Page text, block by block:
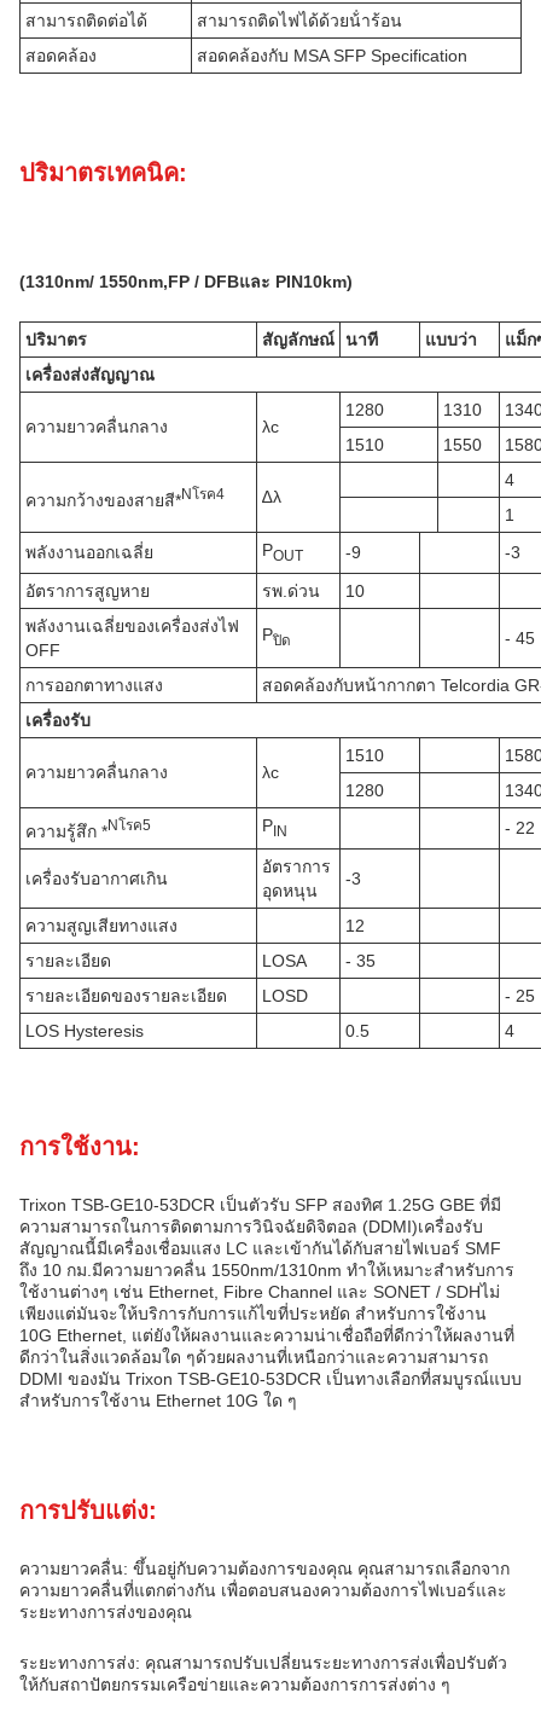
สามารถติดต่อได้
สามารถติดไฟได้ด้วยน้ําร้อน
สอดคล้อง
สอดคล้องกับ MSA SFP Specification
ปริมาตรเทคนิค:
(1310nm/ 1550nm,FP / DFBและ PIN10km)
ปริมาตร สัญลักษณ์ นาที แบบว่า
แม็ก
เครื่องส่งสัญญาณ
ความยาวคลื่นกลาง λc
1280 1310
1510
1550
ความกว้างของสายสี*Nโรค4 ∆λ
4
1
พลังงานออกเฉลี่ย
POUT -9
-3
อัตราการสูญหาย
รพ.ด่วน
10
พลังงานเฉลี่ยของเครื่องส่งไฟ
OFF
Pปิด - 45
การออกตาทางแสง
สอดคล้องกับหน้ากากตา Telcordia
เครื่องรับ
ความยาวคลื่นกลาง λc
1510
1280
ความรู้สึก *Nโรค5 PIN - 22
เครื่องรับอากาศเกิน
อัตราการ
อุดหนุน
-3
ความสูญเสียทางแสง
12
รายละเอียด
LOSA
- 35
รายละเอียดของรายละเอียด
LOSD
- 25
LOS Hysteresis
0.5 4
การใช้งาน:
Trixon TSB-GE10-53DCR เป็นตัวรับ SFP สองทิศ 1.25G GBE ที่มี
ความสามารถในการติดตามการวินิจฉัยดิจิตอล (DDMI)เครื่องรับ
สัญญาณนี้มีเครื่องเชื่อมแสง LC และเข้ากันได้กับสายไฟเบอร์ SMF
ถึง 10 กม.มีความยาวคลื่น 1550nm/1310nm ทําให้เหมาะสําหรับการ
ใช้งานต่างๆ เช่น Ethernet, Fibre Channel และ SONET / SDHไม่
เพียงแต่มันจะให้บริการกับการแก้ไขที่ประหยัด สําหรับการใช้งาน
10G Ethernet, แต่ยังให้ผลงานและความน่าเชื่อถือที่ดีกว่าให้ผลงานที่
ดีกว่าในสิ่งแวดล้อมใด ๆด้วยผลงานที่เหนือกว่าและความสามารถ
DDMI ของมัน Trixon TSB-GE10-53DCR เป็นทางเลือกที่สมบูรณ์แบบ
สําหรับการใช้งาน Ethernet 10G ใด ๆ
การปรับแต่ง:
ความยาวคลื่น: ขึ้นอยู่กับความต้องการของคุณ คุณสามารถเลือกจาก
ความยาวคลื่นที่แตกต่างกัน เพื่อตอบสนองความต้องการไฟเบอร์และ
ระยะทางการส่งของคุณ
ระยะทางการส่ง: คุณสามารถปรับเปลี่ยนระยะทางการส่งเพื่อปรับตัว
ให้กับสถาปัตยกรรมเครือข่ายและความต้องการการส่งต่าง ๆ